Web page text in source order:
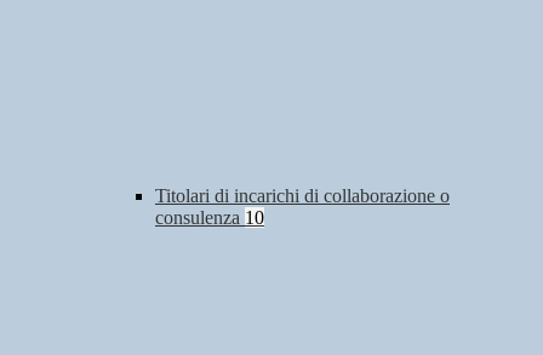
Titolari di incarichi di collaborazione o
consulenza 10